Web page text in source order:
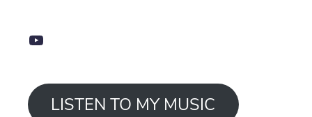
LISTEN TO MY MUSIC